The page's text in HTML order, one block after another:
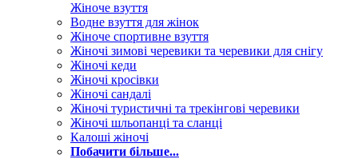
Жіноче взуття
Водне взуття для жінок
Жіноче спортивне взуття
Жіночі зимові черевики та черевики для снігу
Жіночі кеди
Жіночі кросівки
Жіночі сандалі
Жіночі туристичні та трекінгові черевики
Жіночі шльопанці та сланці
Калоші жіночі
Побачити більше...